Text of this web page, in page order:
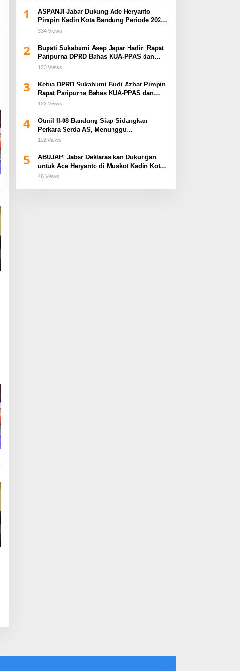
1
ASPANJI Jabar Dukung Ade Heryanto
Pimpin Kadin Kota Bandung Periode 2026–
2031
334 Views
2
Bupati Sukabumi Asep Japar Hadiri Rapat
Paripurna DPRD Bahas KUA-PPAS dan
Raperda Disabilitas
123 Views
3
Ketua DPRD Sukabumi Budi Azhar Pimpin
Rapat Paripurna Bahas KUA-PPAS dan
Raperda Tirta Jaya
122 Views
4
Otmil II-08 Bandung Siap Sidangkan
Perkara Serda AS, Menunggu
Rekomendasi Korem Sunan Gunung Jati
112 Views
5
ABUJAPI Jabar Deklarasikan Dukungan
untuk Ade Heryanto di Muskot Kadin Kota
Bandung
46 Views